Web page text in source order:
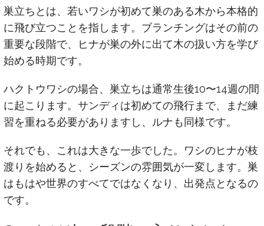
巣立ちとは、若いワシが初めて巣のある木から本格的
に飛び立つことを指します。ブランチングはその前の
重要な段階で、ヒナが巣の外に出て木の扱い方を学び
始める時期です。
ハクトウワシの場合、巣立ちは通常生後10〜14週の間
に起こります。サンディは初めての飛行まで、まだ練
習を重ねる必要がありますし、ルナも同様です。
それでも、これは大きな一歩でした。ワシのヒナが枝
渡りを始めると、シーズンの雰囲気が一変します。巣
はもはや世界のすべてではなくなり、出発点となるの
です。